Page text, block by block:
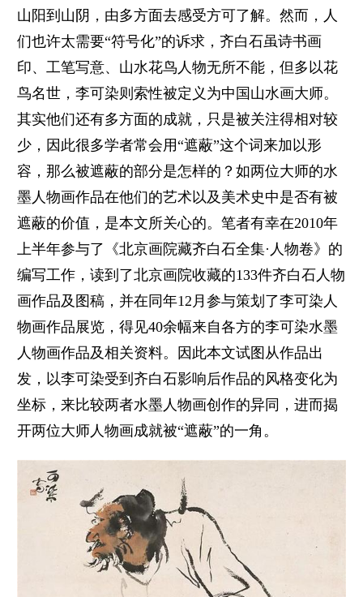
山阳到山阴，由多方面去感受方可了解。然而，人
们也许太需要“符号化”的诉求，齐白石虽诗书画
印、工笔写意、山水花鸟人物无所不能，但多以花
鸟名世，李可染则索性被定义为中国山水画大师。
其实他们还有多方面的成就，只是被关注得相对较
少，因此很多学者常会用“遮蔽”这个词来加以形
容，那么被遮蔽的部分是怎样的？如两位大师的水
墨人物画作品在他们的艺术以及美术史中是否有被
遮蔽的价值，是本文所关心的。笔者有幸在2010年
上半年参与了《北京画院藏齐白石全集·人物卷》的
编写工作，读到了北京画院收藏的133件齐白石人物
画作品及图稿，并在同年12月参与策划了李可染人
物画作品展览，得见40余幅来自各方的李可染水墨
人物画作品及相关资料。因此本文试图从作品出
发，以李可染受到齐白石影响后作品的风格变化为
坐标，来比较两者水墨人物画创作的异同，进而揭
开两位大师人物画成就被“遮蔽”的一角。